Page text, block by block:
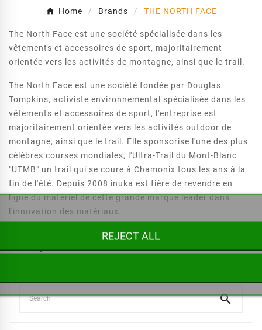
Home Brands THE NORTH FACE
The North Face est une société spécialisée dans les
vêtements et accessoires de sport, majoritairement
orientée vers les activités de montagne, ainsi que le trail.
The North Face est une société fondée par Douglas
Tompkins, activiste environnemental spécialisée dans les
vêtements et accessoires de sport, l'entreprise est
majoritairement orientée vers les activités outdoor de
montagne, ainsi que le trail. Elle sponsorise l'une des plus
célèbres courses mondiales, l'Ultra-Trail du Mont-Blanc
"UTMB" un trail qui se coure à Chamonix tous les ans à la
fin de l'été. Depuis 2008 inuka est fière de revendre en
ligne du matèriel de cette grande marque leader dans
l'innovation des matériaux.
Sorry for the inconvenience.

REJECT ALL